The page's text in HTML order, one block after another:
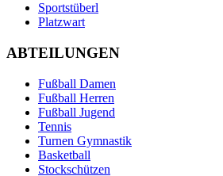
Sportstüberl
Platzwart
ABTEILUNGEN
Fußball Damen
Fußball Herren
Fußball Jugend
Tennis
Turnen Gymnastik
Basketball
Stockschützen